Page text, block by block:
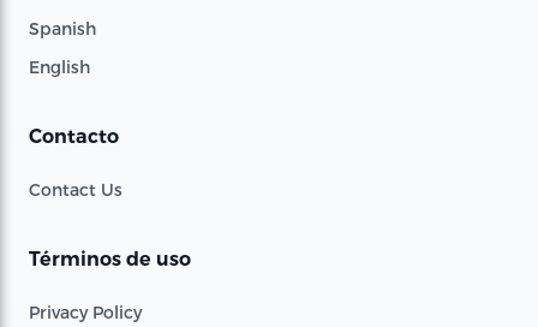
Spanish
English
Contacto
Contact Us
Términos de uso
Privacy Policy